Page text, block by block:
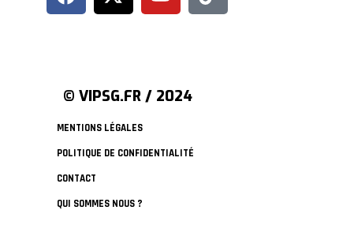
© VIPSG.FR / 2024
MENTIONS LÉGALES
POLITIQUE DE CONFIDENTIALITÉ
CONTACT
QUI SOMMES NOUS ?